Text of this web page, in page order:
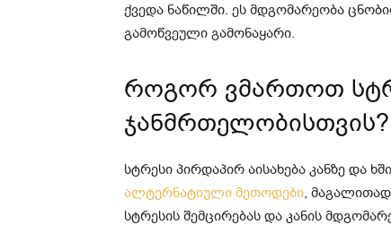
ქვედა ნაწილში. ეს მდგომარეობა
გამოწვეული გამონაყარი.
როგორ ვმართოთ
ჯანმრთელობისთვის?
სტრესი პირდაპირ აისახება კანზე და
ალტერნატიული მეთოდები, მაგალითად
სტრესის შემცირებას და კანის